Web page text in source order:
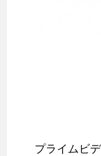
プライムビ